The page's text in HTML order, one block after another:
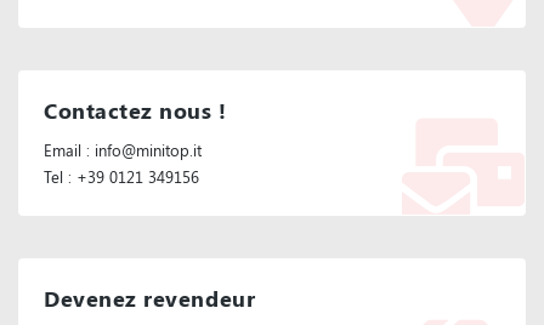
Contactez nous !
Email : info@minitop.it
Tel : +39 0121 349156
Devenez revendeur